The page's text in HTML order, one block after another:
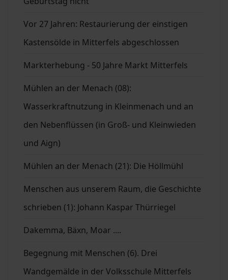
Vor 27 Jahren: Restaurierung der einstigen
Kastensölde in Mitterfels abgeschlossen
Markterhebung - 50 Jahre Markt Mitterfels
Mühlen an der Menach (08):
Wasserkraftnutzung in Kleinmenach und an
den Nebenflüssen (in Groß- und Kleinwieden
und Aign)
Mühlen an der Menach (21): Die Höllmühl
Menschen aus unserem Raum, die Geschichte
schrieben (1): Johann Kaspar Thürriegel
Dakemma, Bäxn, Moar ....
Begegnung mit Menschen (6). Drei
Wandgemälde in der Volksschule Mitterfels